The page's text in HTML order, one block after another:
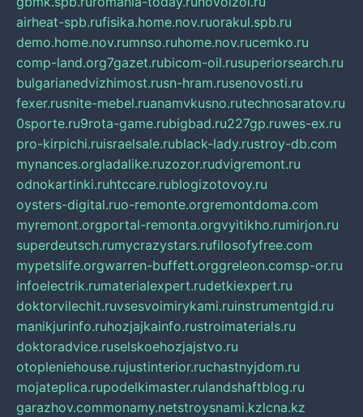
airheat-spb.rufisika.home.nov.ruorakul.spb.ru
demo.home.nov.rumnso.ruhome.nov.rucemko.ru
comp-land.org7gazet.rubicom-oil.rusuperiorsearch.ru
bulgarianedvizhimost.rusn-hram.rusenovosti.ru
fexer.rusnite-mebel.ruanamvkusno.rutechnosaratov.ru
0sporte.ru9rota-game.rubigbad.ru227gp.ruwes-ex.ru
pro-kirpichi.ruisraelsale.rublack-lady.rustroy-db.com
mynances.orgladalike.ruzozor.rudvigremont.ru
odnokartinki.ruhtccare.rublogizotovoy.ru
oysters-digital.ruo-remonte.orgremontdoma.com
myremont.orgportal-remonta.orgvyitikho.rumirjon.ru
superdeutsch.rumycrazystars.rufilosofyfree.com
mypetslife.orgwarren-buffett.orggreleon.comsp-or.ru
infoelectrik.rumaterialexpert.rudetkiexpert.ru
doktorvilechit.ruvsesvoimirykami.ruinstrumentgid.ru
manikjurinfo.ruhozjajkainfo.rustroimaterials.ru
doktoradvice.ruselskoehozjajstvo.ru
otopleniehouse.rujustinterior.ruchastnyjdom.ru
mojateplica.rupodelkimaster.rulandshaftblog.ru
garazhov.commonamy.netstroysnami.kzlcna.kz